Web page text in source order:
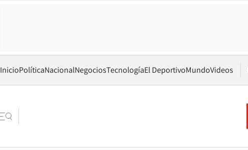
InicioPolíticaNacionalNegociosTecnologíaEl DeportivoMundoVideos